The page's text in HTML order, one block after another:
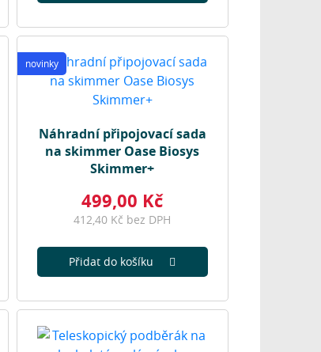
novinky
Náhradní připojovací sada
na skimmer Oase Biosys
Skimmer+
499,00 Kč
412,40 Kč bez DPH
Přidat do košíku